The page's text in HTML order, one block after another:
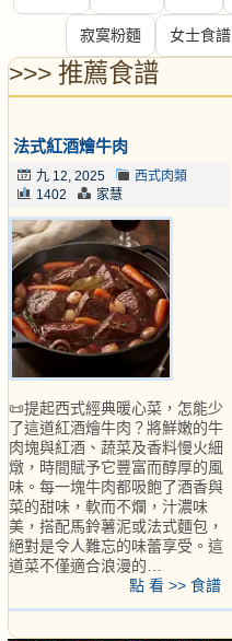
寂寞粉麵 女士食譜
>>> 推薦食譜
法式紅酒燴牛肉
九 12, 2025
西式肉類
1402
家慧
📜提起西式經典暖心菜，怎能少
了這道紅酒燴牛肉？將鮮嫩的牛
肉塊與紅酒、蔬菜及香料慢火細
燉，時間賦予它豐富而醇厚的風
味。每一塊牛肉都吸飽了酒香與
菜的甜味，軟而不爛，汁濃味
美，搭配馬鈴薯泥或法式麵包，
絕對是令人難忘的味蕾享受。這
道菜不僅適合浪漫的…
點 看 >> 食譜